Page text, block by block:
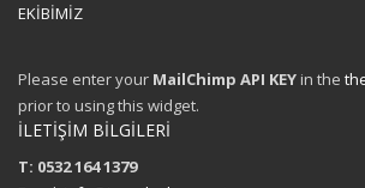
EKİBİMİZ
Please enter your MailChimp API KEY in the
prior to using this widget.
İLETİŞİM BİLGİLERİ
T: 0532 164 1379